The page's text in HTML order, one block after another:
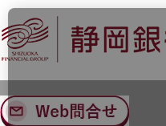
ナ
ビ
ゲ
ー
ン
へ
メ
イ
ン
コ
ン
ツ